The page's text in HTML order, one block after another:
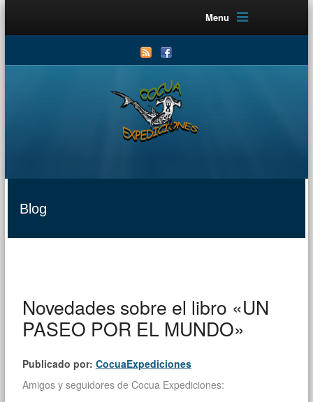
Menu
Blog
Novedades sobre el libro «UN
PASEO POR EL MUNDO»
Publicado por: CocuaExpediciones
Amigos y seguidores de Cocua Expediciones: